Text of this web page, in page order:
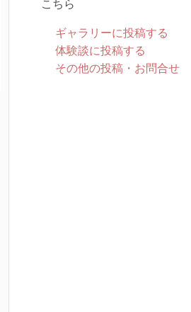
こちら
ギャラリーに投稿する
体験談に投稿する
その他の投稿・お問合せ